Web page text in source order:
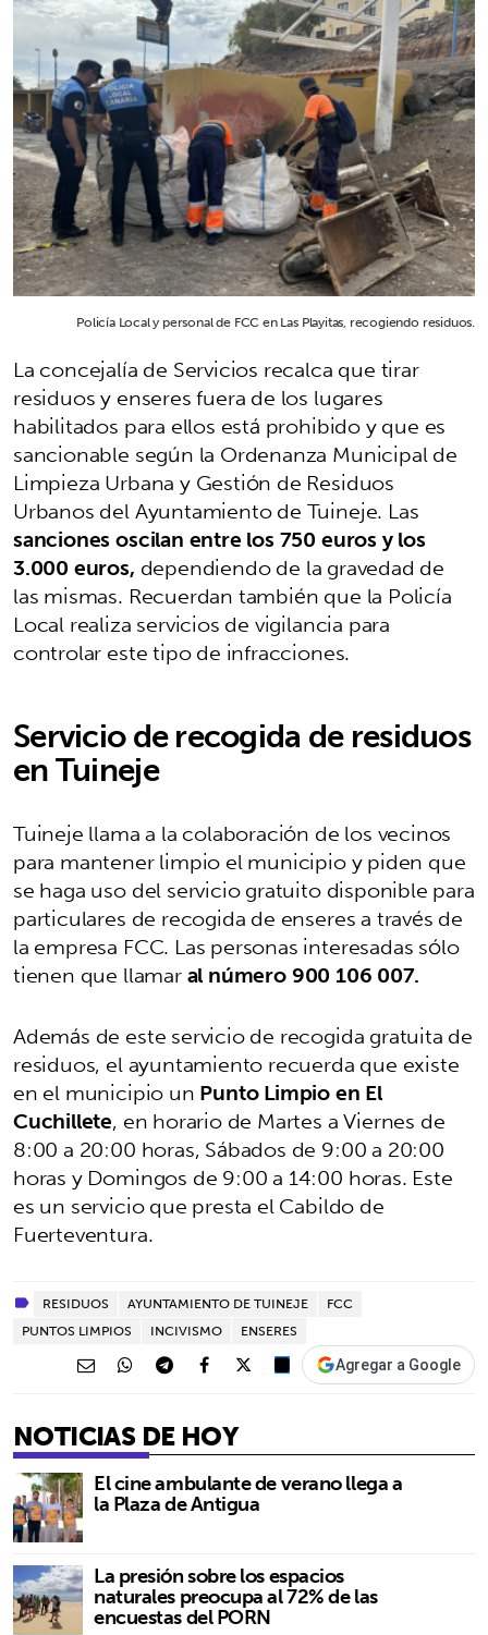
Policía Local y personal de FCC en Las Playitas, recogiendo residuos.
La concejalía de Servicios recalca que tirar
residuos y enseres fuera de los lugares
habilitados para ellos está prohibido y que es
sancionable según la Ordenanza Municipal de
Limpieza Urbana y Gestión de Residuos
Urbanos del Ayuntamiento de Tuineje. Las
sanciones oscilan entre los 750 euros y los
3.000 euros, dependiendo de la gravedad de
las mismas. Recuerdan también que la Policía
Local realiza servicios de vigilancia para
controlar este tipo de infracciones.
Servicio de recogida de residuos
en Tuineje
Tuineje llama a la colaboración de los vecinos
para mantener limpio el municipio y piden que
se haga uso del servicio gratuito disponible para
particulares de recogida de enseres a través de
la empresa FCC. Las personas interesadas sólo
tienen que llamaral número 900 106 007.
Además de este servicio de recogida gratuita de
residuos, el ayuntamiento recuerda que existe
en el municipio unPunto Limpio en El
Cuchillete, en horario de Martes a Viernes de
8:00 a 20:00 horas, Sábados de 9:00 a 20:00
horas y Domingos de 9:00 a 14:00 horas. Este
es un servicio que presta el Cabildo de
Fuerteventura.
RESIDUOS AYUNTAMIENTO DE TUINEJE
FCC
PUNTOS LIMPIOS
INCIVISMO ENSERES
Agregar a Google
NOTICIAS DE HOY
El cine ambulante de verano llega a
la Plaza de Antigua
La presión sobre los espacios
naturales preocupa al 72% de las
encuestas del PORN